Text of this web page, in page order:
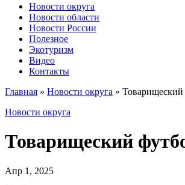
Новости округа
Новости области
Новости России
Полезное
Экотуризм
Видео
Контакты
Главная » Новости округа » Товарищеский
Новости округа
Товарищеский
Апр 1, 2025